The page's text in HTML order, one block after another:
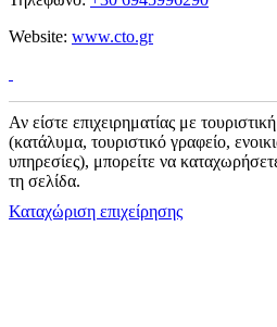
Website: www.cto.gr
Αν είστε επιχειρηματίας με
(κατάλυμα, τουριστικό γραφείο,
υπηρεσίες), μπορείτε να
τη σελίδα.
Καταχώριση επιχείρησης